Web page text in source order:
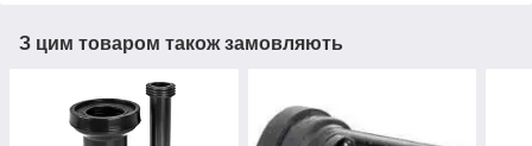
З цим товаром також замовляють